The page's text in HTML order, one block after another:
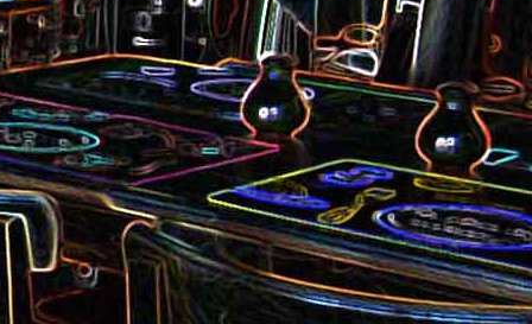
au Quesadillas à la mexicaine